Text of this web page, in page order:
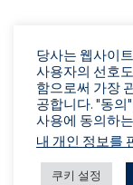
당사는 웹사이
사용자의 선호
함으로써 가장
공합니다. "동의
사용에 동의하
내 개인 정보를
쿠키 설정